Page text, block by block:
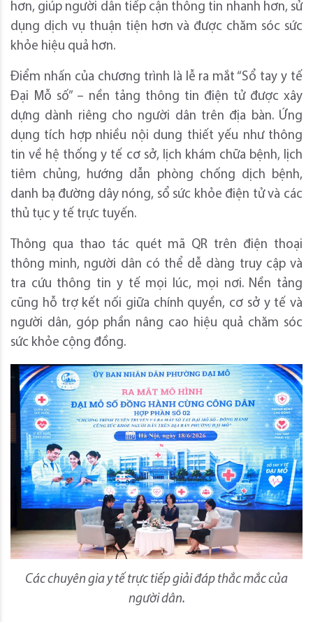
hơn, giúp người dân tiếp cận thông tin nhanh hơn, sử
dụng dịch vụ thuận tiện hơn và được chăm sóc sức
khỏe hiệu quả hơn.
Điểm nhấn của chương trình là lễ ra mắt “Sổ tay y tế
Đại Mỗ số” – nền tảng thông tin điện tử được xây
dựng dành riêng cho người dân trên địa bàn. Ứng
dụng tích hợp nhiều nội dung thiết yếu như thông
tin về hệ thống y tế cơ sở, lịch khám chữa bệnh, lịch
tiêm chủng, hướng dẫn phòng chống dịch bệnh,
danh bạ đường dây nóng, sổ sức khỏe điện tử và các
thủ tục y tế trực tuyến.
Thông qua thao tác quét mã QR trên điện thoại
thông minh, người dân có thể dễ dàng truy cập và
tra cứu thông tin y tế mọi lúc, mọi nơi. Nền tảng
cũng hỗ trợ kết nối giữa chính quyền, cơ sở y tế và
người dân, góp phần nâng cao hiệu quả chăm sóc
sức khỏe cộng đồng.
Các chuyên gia y tế trực tiếp giải đáp thắc mắc của
người dân.